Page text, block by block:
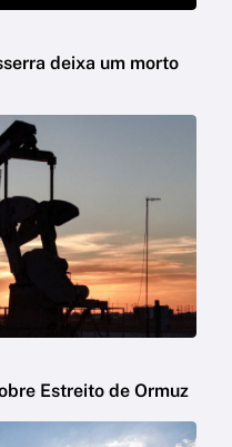
deixa um morto
Estreito de Ormuz